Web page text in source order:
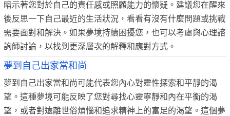
暗示著您對於自己的責任感或照顧能力的懷疑。建議您在醒來
後反思一下自己最近的生活狀況，看看有沒有什麼問題或挑戰
需要面對和解決。如果夢境持續困擾您，也可以考慮與心理諮
詢師討論，以找到更深層次的解釋和應對方式。
夢到自己出家當和尚
夢到自己出家當和尚可能代表您內心對靈性探索和平靜的渴
望。這種夢境可能反映了您對尋找心靈寧靜和內在平衡的渴
望，或者對遠離世俗煩惱和追求精神上的富足的渴望。這個夢